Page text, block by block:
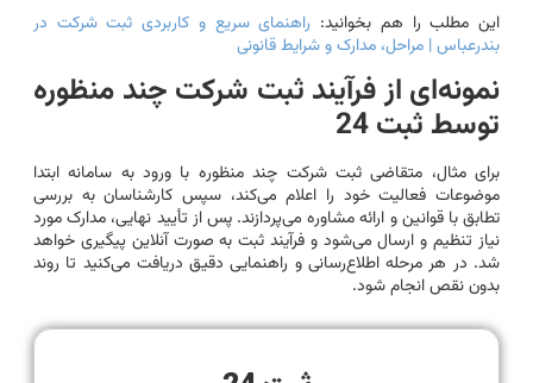
این مطلب را هم بخوانید: راهنمای سریع و کاربردی ثبت شرکت در
بندرعباس | مراحل، مدارک و شرایط قانونی
نمونه‌ای از فرآیند ثبت شرکت چند منظوره
توسط ثبت 24
برای مثال، متقاضی ثبت شرکت چند منظوره با ورود به سامانه ابتدا
موضوعات فعالیت خود را اعلام می‌کند، سپس کارشناسان به بررسی
تطابق با قوانین و ارائه مشاوره می‌پردازند. پس از تأیید نهایی، مدارک مورد
نیاز تنظیم و ارسال می‌شود و فرآیند ثبت به صورت آنلاین پیگیری خواهد
شد. در هر مرحله اطلاع‌رسانی و راهنمایی دقیق دریافت می‌کنید تا روند
بدون نقص انجام شود.